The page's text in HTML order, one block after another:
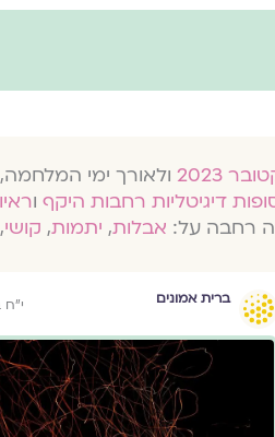
ולאורך ימי
דיגיטליות רחבות היקף ו
רחבה על: אבלות, יתמות, קושי,
ברית אמונים י״ח